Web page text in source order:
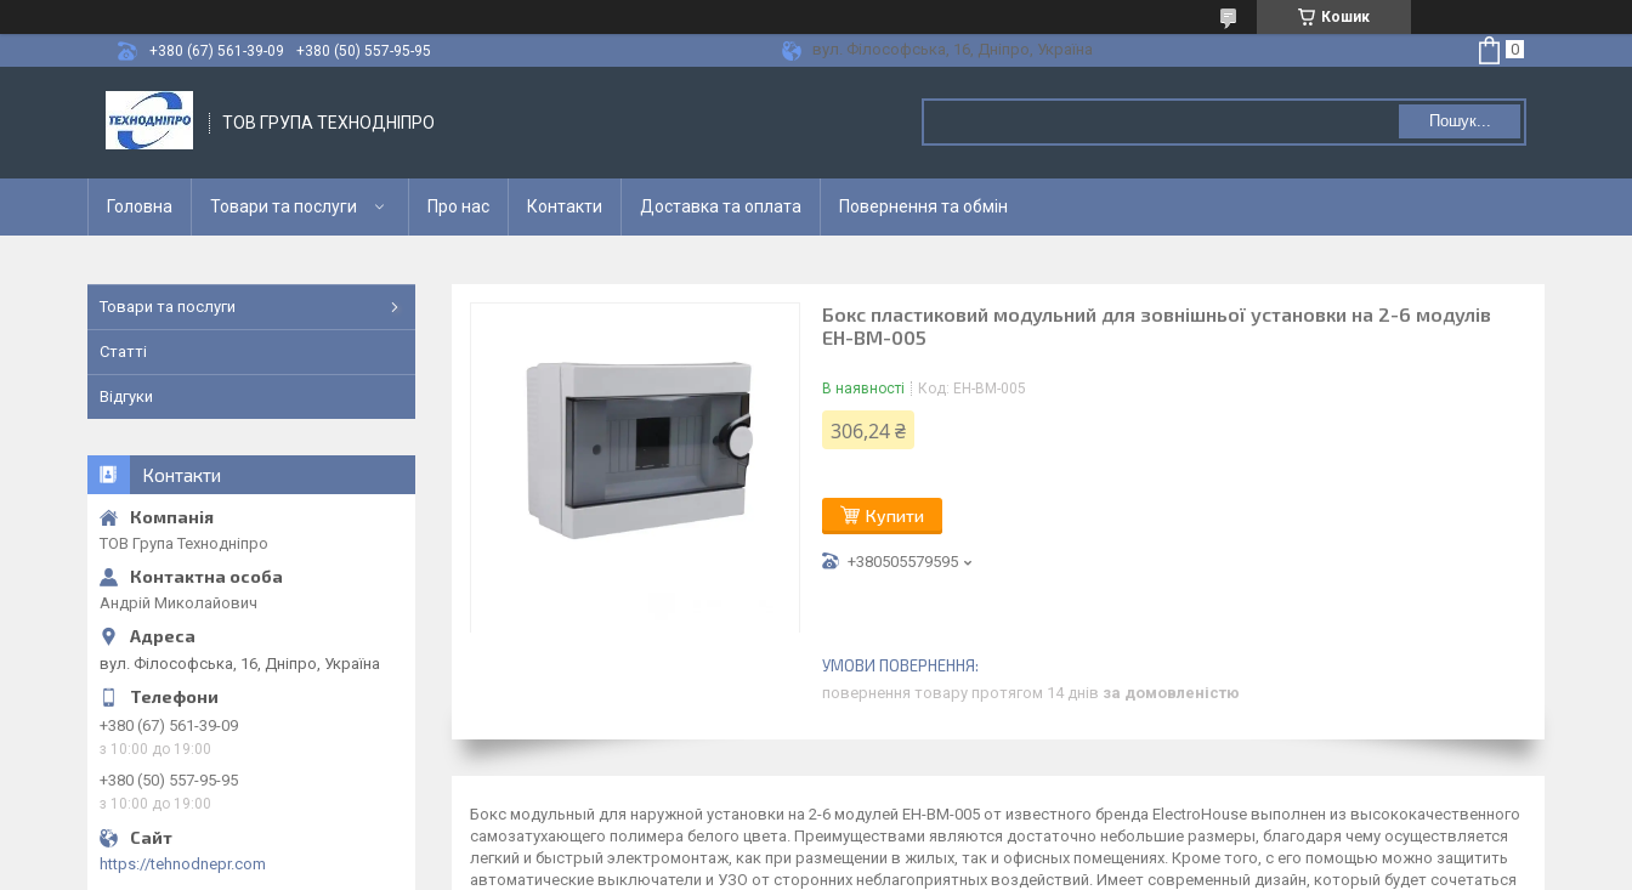
Кошик
+380 (67) 561-39-09
+380 (50) 557-95-95 вул. Філософська, 16, Дніпро, Україна
ТОВ ГРУПА ТЕХНОДНІПРО Пошук...
Головна Товари та послуги Про нас Контакти Доставка та оплата Повернення та обмін
Бокс пластиковий модульний для зовнішньої установки на 2-6 модулів
EH-BM-005
В наявності Код: EH-BM-005
306,24 ₴
Купити
+380505579595
повернення товару протягом 14 днів за домовленістю
Бокс модульный для наружной установки на 2-6 модулей EH-BM-005 от известного бренда ElectroHouse выполнен из высококачественного
самозатухающего полимера белого цвета. Преимуществами являются достаточно небольшие размеры, благодаря чему осуществляется
легкий и быстрый электромонтаж, как при размещении в жилых, так и офисных помещениях. Кроме того, с его помощью можно защитить
автоматические выключатели и УЗО от сторонних неблагоприятных воздействий. Имеет современный дизайн, который будет сочетаться
Товари та послуги
Статті
Відгуки
Контакти
ТОВ Група Технодніпро
Андрій Миколайович
вул. Філософська, 16, Дніпро, Україна
+380 (67) 561-39-09
з 10:00 до 19:00
+380 (50) 557-95-95
з 10:00 до 19:00
https://tehnodnepr.com